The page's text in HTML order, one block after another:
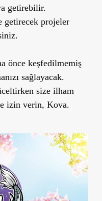
getirebilir.
getirecek projeler
önce keşfedilmemiş
sağlayacak.
size ilham
izin verin, Kova.